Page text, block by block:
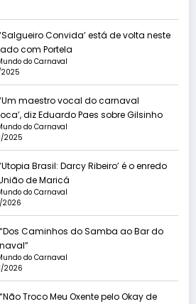
‘Salgueiro Convida’ está de volta neste
com Portela
do Carnaval
2025
‘Um maestro vocal do carnaval
diz Eduardo Paes sobre Gilsinho
do Carnaval
2025
‘Utopia Brasil: Darcy Ribeiro’ é o enredo
de Maricá
do Carnaval
2026
“Dos Caminhos do Samba ao Bar do
do Carnaval
2026
“Não Troco Meu Oxente pelo Okay de